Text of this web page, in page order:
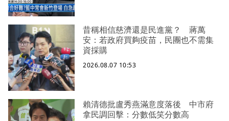
昔稱相信慈濟還是民進黨？ 蔣萬
安：若政府買夠疫苗，民團也不需集
資採購
2026.08.07 10:53
賴清德批盧秀燕滿意度落後 中市府
拿民調回擊：分數低笑分數高